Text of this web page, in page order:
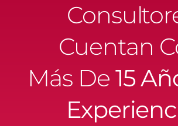
Cuentan
Más De 15